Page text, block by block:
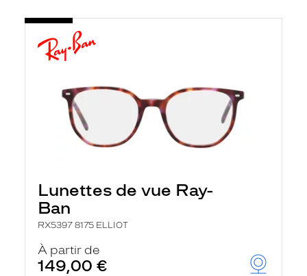
Lunettes de vue Ray-
Ban
RX5397 8175 ELLIOT
À partir de
149,00 €